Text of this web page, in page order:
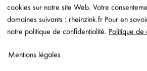
cookies sur notre site Web. Votre
domaines suivants : rheinzink.fr Pour en
notre politique de confidentialité. Politique de
Mentions légales